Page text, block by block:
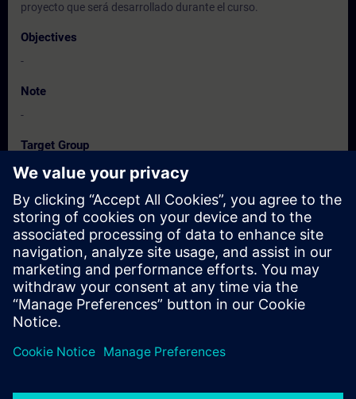
proyecto que será desarrollado durante el curso.
Objectives
-
Note
-
Target Group
-
Dates And Registration
Currently, no events available
Add yourself to the course request list and you will be notified
when new dates become available.
Activate notification service